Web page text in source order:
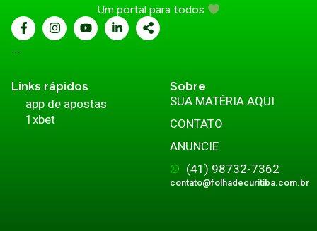
Um portal para todos
...
Links rápidos
app de apostas
1xbet
Sobre
SUA MATÉRIA AQUI
CONTATO
ANUNCIE
(41) 98732-7362
contato@folhadecuritiba.com.br